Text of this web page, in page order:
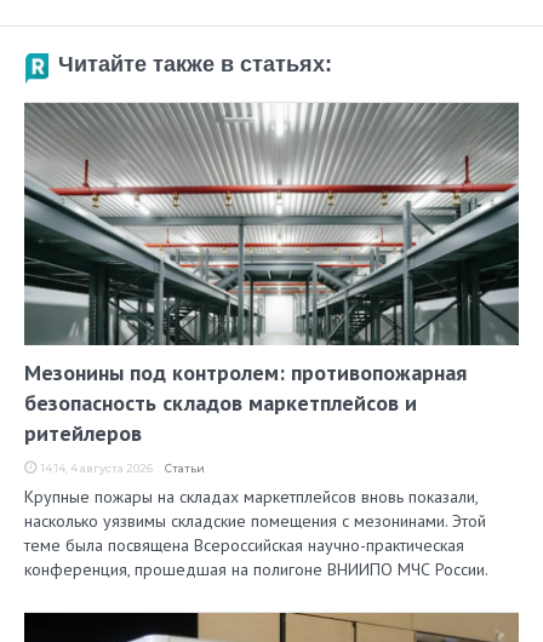
Читайте также в статьях:
Мезонины под контролем: противопожарная
безопасность складов маркетплейсов и
ритейлеров
14:14, 4 августа 2026 Статьи
Крупные пожары на складах маркетплейсов вновь показали,
насколько уязвимы складские помещения с мезонинами. Этой
теме была посвящена Всероссийская научно-практическая
конференция, прошедшая на полигоне ВНИИПО МЧС России.